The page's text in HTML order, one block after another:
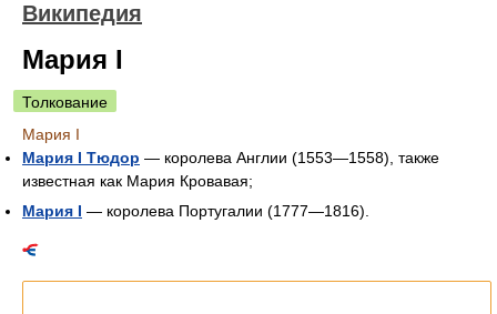
Википедия
Мария I
Толкование
Мария I
Мария I Тюдор — королева Англии (1553—1558), также
известная как Мария Кровавая;
Мария I — королева Португалии (1777—1816).